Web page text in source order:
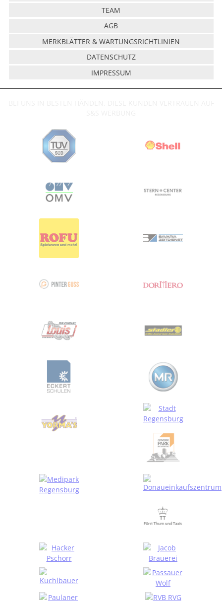
TEAM
AGB
MERKBLÄTTER & WARTUNGSRICHTLINIEN
DATENSCHUTZ
IMPRESSUM